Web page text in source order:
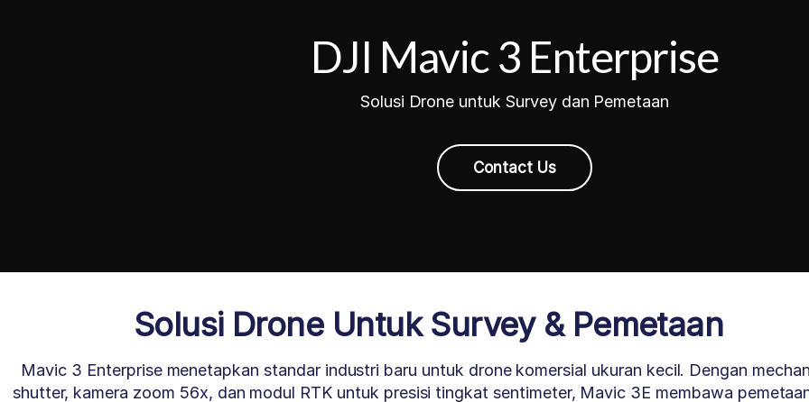
DJI Mavic 3 Enterprise
Solusi Drone untuk Survey dan Pemetaan
Contact Us
Solusi Drone Untuk Survey & Pemetaan
Mavic 3 Enterprise menetapkan standar industri baru untuk drone komersial ukuran kecil. Dengan
shutter, kamera zoom 56x, dan modul RTK untuk presisi tingkat sentimeter, Mavic 3E membawa